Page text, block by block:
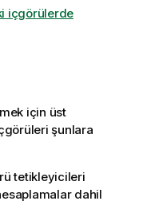
içgörülerde
için üst
şunlara
tetikleyicileri
dahil